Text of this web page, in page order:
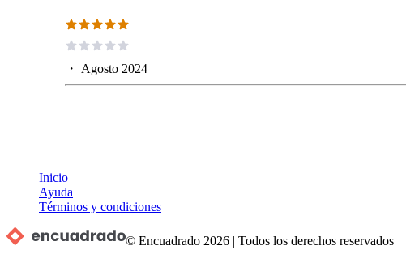
・ Agosto 2024
Inicio
Ayuda
Términos y condiciones
© Encuadrado 2026 |Todos los derechos reservados